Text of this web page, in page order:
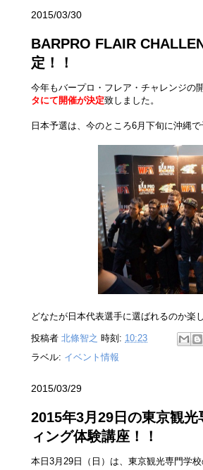
2015/03/30
BARPRO FLAIR
定！！
今年もバープロ・フレア・チャレンジの
タにて開催が決定致しました。
日本予選は、今のところ6月下旬に沖縄で
どなたが日本代表選手に選ばれるのか楽
投稿者 北條智之 時刻: 10:23
ラベル: イベント情報
2015/03/29
2015年3月29日の東京観
ィング体験講座！！
本日3月29日（日）は、東京観光専門学